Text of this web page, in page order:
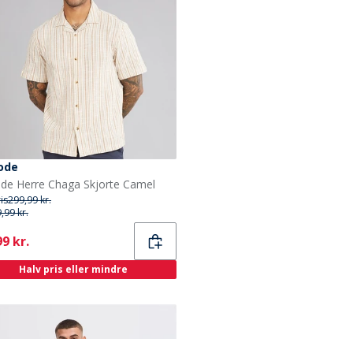
Herre Chaga Skjorte Camel
299,99 kr.
kr.
kr.
Halv pris eller mindre